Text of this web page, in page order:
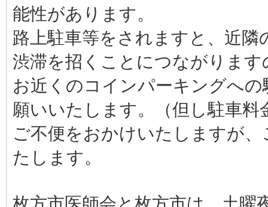
能性があります。
路上駐車等をされますと、近隣
渋滞を招くことにつながります
お近くのコインパーキングへ
願いいたします。（但し駐車料
ご不便をおかけいたしますが
たします。